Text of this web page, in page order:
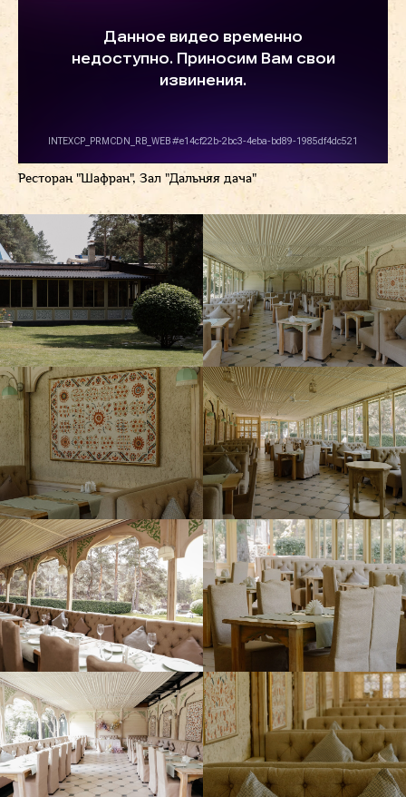
Ресторан "Шафран", Зал "Дальняя дача"